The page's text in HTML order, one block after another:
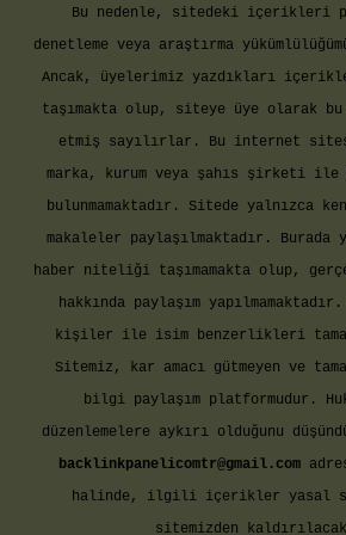
Bu nedenle, sitedeki içerikleri
denetleme veya araştırma
Ancak, üyelerimiz yazdıkları
taşımakta olup, siteye üye olarak bu
etmiş sayılırlar. Bu internet
marka, kurum veya şahıs şirketi
bulunmamaktadır. Sitede yalnızca
makaleler paylaşılmaktadır.
haber niteliği taşımamakta olup,
hakkında paylaşım
kişiler ile isim benzerlikleri
Sitemiz, kar amacı gütmeyen ve
bilgi paylaşım platformudur.
düzenlemelere aykırı olduğunu
backlinkpanelicomtr@gmail.com
halinde, ilgili içerikler yasal
sitemizden